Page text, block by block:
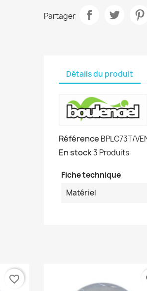
Partager
Détails du produit
Référence BPLC73T/
En stock3 Produits
Fiche technique
Matériel
favorite_border